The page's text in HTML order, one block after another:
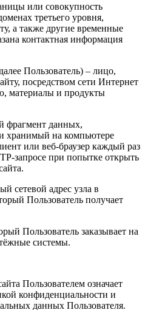
или совокупность
третьего уровня,
а также другие временные
контактная информация
Пользователь) – лицо,
посредством сети Интернет
материалы и продукты
фрагмент данных,
хранимый на компьютере
или веб-браузер каждый раз
запросе при попытке открыть
сетевой адрес узла в
Пользователь получает
Пользователь заказывает на
системы.
Пользователем означает
конфиденциальности и
данных Пользователя.